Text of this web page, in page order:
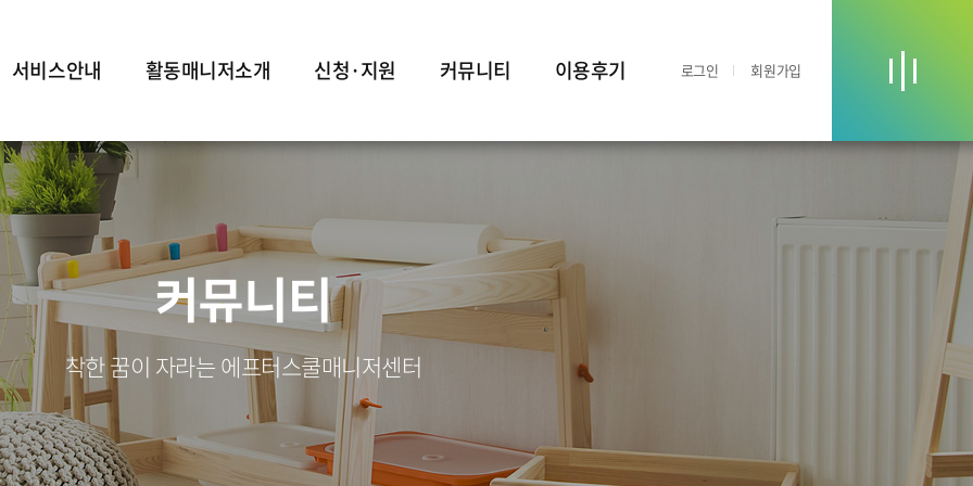
서비스안내 활동매니저소개 신청·지원 커뮤니티 이용후기 로그인 회원가입
커뮤니티
착한 꿈이 자라는 에프터스쿨매니저센터